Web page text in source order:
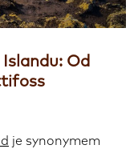
Od
je synonymem